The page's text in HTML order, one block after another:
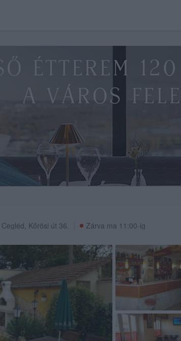
Cegléd, Kőrösi út 36. Zárva ma 11:00-ig